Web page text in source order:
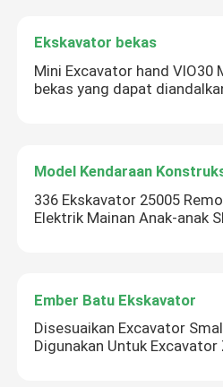
Ekskavator bekas
Mini Excavator hand VIO30
bekas yang dapat
Model Kendaraan
336 Ekskavator 25005
Elektrik Mainan Anak-anak
Ember Batu Ekskavator
Disesuaikan Excavator
Digunakan Untuk Excavator